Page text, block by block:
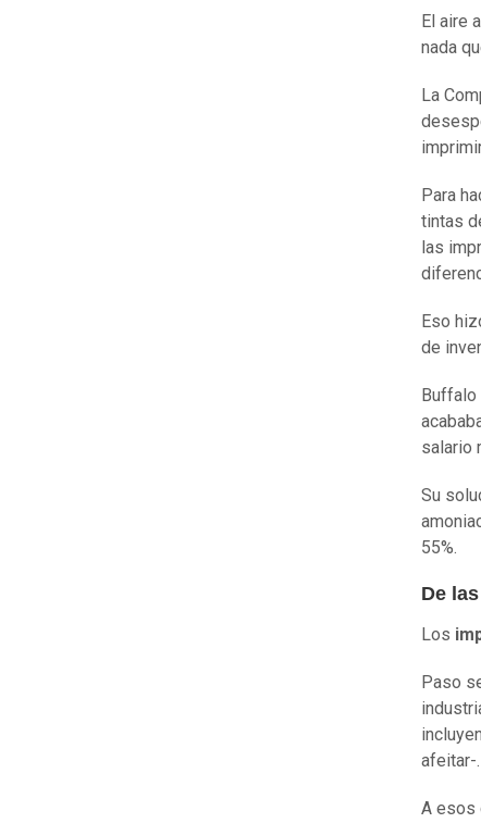
El aire
nada
La
Para
tintas
las
Eso
de
Buffalo
salario
Su
55%.
De
Los
Paso
afeitar-.
A esos